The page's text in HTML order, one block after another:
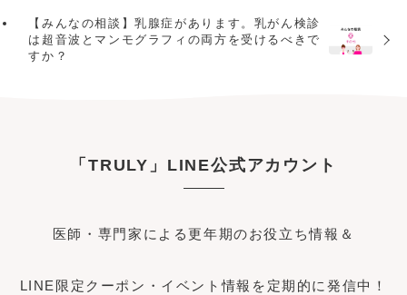
【みんなの相談】乳腺症があります。乳がん検診
は超音波とマンモグラフィの両方を受けるべきで
すか？
「TRULY」LINE公式アカウント
医師・専門家による更年期のお役立ち情報＆
LINE限定クーポン・イベント情報を定期的に発信中！